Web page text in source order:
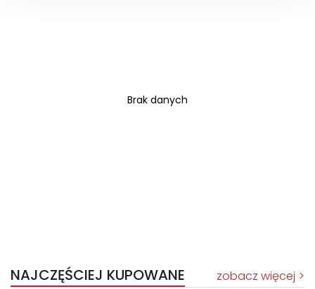
Brak danych
NAJCZĘŚCIEJ KUPOWANE zobacz więcej